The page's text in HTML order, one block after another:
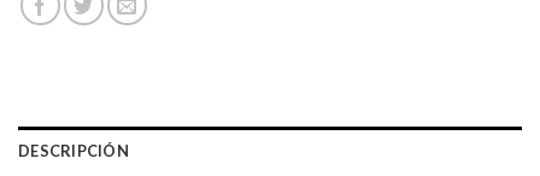
DESCRIPCIÓN